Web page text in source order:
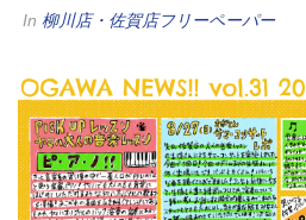
In 柳川店・佐賀店フリーペーパー